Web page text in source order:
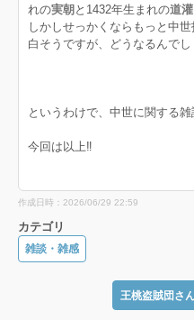
れの実朝 と1432年生まれの道灌
しかしせっかくならもっと中
白そうですが、どうなるんで
というわけで、中世に関する雑
今回は以上‼️
作成日時：2026/06/29 22:59
カテゴリ
雑談・雑感
王桃盗賊団さ